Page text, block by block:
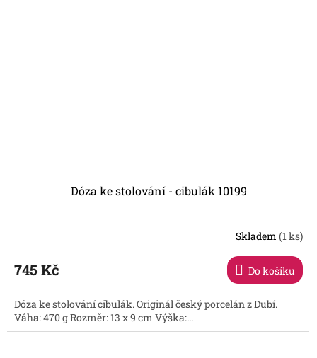
Dóza ke stolování - cibulák 10199
Skladem (1 ks)
745 Kč Do košíku
Dóza ke stolování cibulák. Originál český porcelán z Dubí.
Váha: 470 g Rozměr: 13 x 9 cm Výška:...